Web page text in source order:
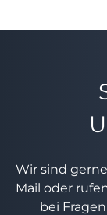
Wir sind
Mail oder
bei